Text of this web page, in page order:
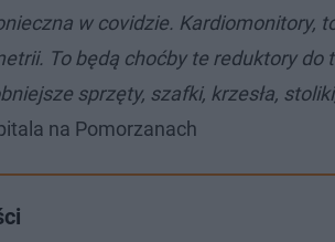
w covidzie. Kardiomonitory,
To będą choćby te reduktory do
sprzęty, szafki, krzesła,
na Pomorzanach